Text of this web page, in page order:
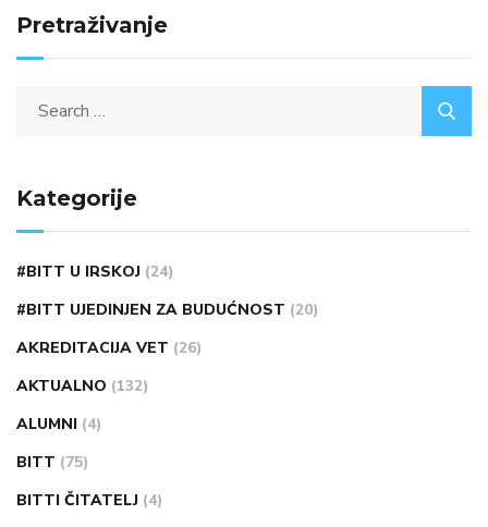
Pretraživanje
Kategorije
#BITT U IRSKOJ (24)
#BITT UJEDINJEN ZA BUDUĆNOST (20)
AKREDITACIJA VET (26)
AKTUALNO (132)
ALUMNI (4)
BITT (75)
BITTI ČITATELJ (4)